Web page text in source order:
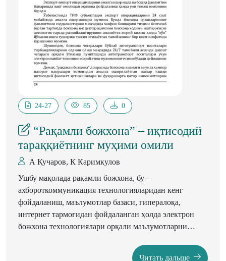
24-27 85 0
“Рақамли божхона” – иқтисодий
тараққиётнинг муҳими омили
А Кучаров, К Каримкулов
Ушбу мақолада рақамли божхона, бу –
ахбороткоммуникация технологияларидан кенг
фойдаланиш, маълумотлар базаси, гипералоқа,
интернет тармоғидан фойдаланган ҳолда электрон
божхона технологиялари орқали маълумотларни
(информатиканинг бир қисми бўлиб, маълумотлар
Читать дальше